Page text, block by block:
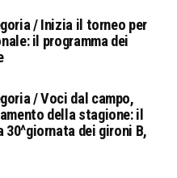
/ Inizia il torneo per
il programma dei
/ Voci dal campo,
della stagione: il
30^giornata dei gironi B,